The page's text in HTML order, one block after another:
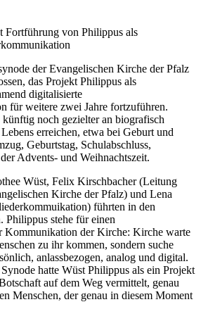
Fortführung von Philippus als
der Evangelischen Kirche der Pfalz
das Projekt Philippus als
digitalisierte
für weitere zwei Jahre fortzuführen.
noch gezielter an biografisch
erreichen, etwa bei Geburt und
Geburtstag, Schulabschluss,
Advents- und Weihnachtszeit.
Wüst, Felix Kirschbacher (Leitung
Kirche der Pfalz) und Lena
führten in den
Philippus stehe für einen
Kommunikation der Kirche: Kirche warte
zu ihr kommen, sondern suche
anlassbezogen, analog und digital.
hatte Wüst Philippus als ein Projekt
auf dem Weg vermittelt, genau
Menschen, der genau in diesem Moment